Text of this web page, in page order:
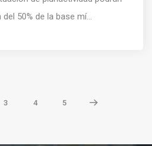
50% de la base mí...
3 4 5